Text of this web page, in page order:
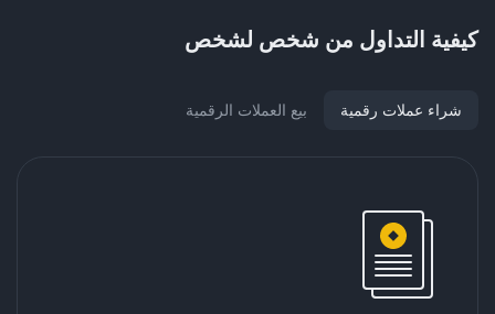
كيفية التداول من شخص لشخص
شراء عملات رقمية بيع العملات الرقمية